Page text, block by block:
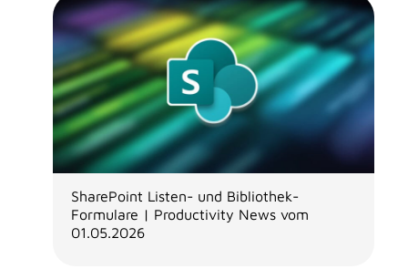
SharePoint Listen- und Bibliothek-
Formulare | Productivity News vom
01.05.2026